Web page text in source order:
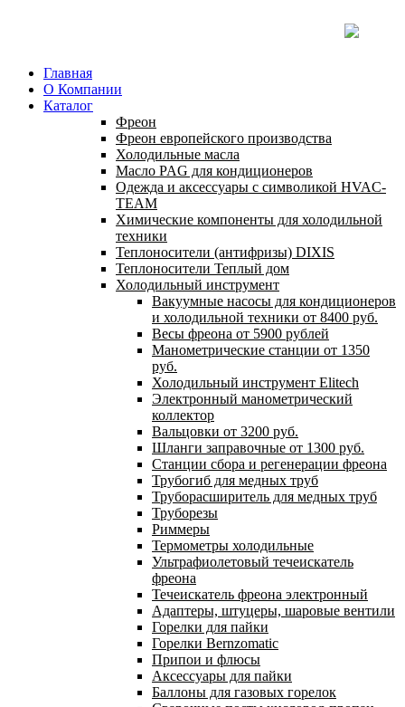
Главная
О Компании
Каталог
Фреон
Фреон европейского производства
Холодильные масла
Масло PAG для кондиционеров
Одежда и аксессуары с символикой HVAC-
TEAM
Химические компоненты для холодильной
техники
Теплоносители (антифризы) DIXIS
Теплоносители Теплый дом
Холодильный инструмент
Вакуумные насосы для кондиционеров
и холодильной техники от 8400 руб.
Весы фреона от 5900 рублей
Манометрические станции от 1350
руб.
Холодильный инструмент Elitech
Электронный манометрический
коллектор
Вальцовки от 3200 руб.
Шланги заправочные от 1300 руб.
Станции сбора и регенерации фреона
Трубогиб для медных труб
Труборасширитель для медных труб
Труборезы
Риммеры
Термометры холодильные
Ультрафиолетовый течеискатель
фреона
Течеискатель фреона электронный
Адаптеры, штуцеры, шаровые вентили
Горелки для пайки
Горелки Bernzomatic
Припои и флюсы
Аксессуары для пайки
Баллоны для газовых горелок